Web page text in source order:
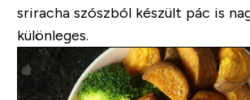
sriracha szószból készült pác is
különleges.